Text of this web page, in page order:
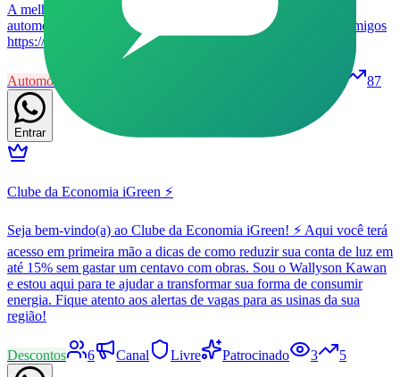
A melhor comunidade de promoções relacionadas ao mundo
automotivo, venha economizar com a gente!! Adicione seus amigos
https://chat.whatsapp.com/GrXkGdcqm3eFH1kZ9fWeIB
Automóveis 87
Entrar
Clube da Economia iGreen ⚡
Seja bem-vindo(a) ao Clube da Economia iGreen! ⚡ Aqui você terá
acesso em primeira mão a dicas de como reduzir sua conta de luz em
até 15% sem gastar um centavo com obras. Sou o Wallyson Kawan
e estou aqui para te ajudar a transformar sua forma de consumir
energia. Fique atento aos alertas de vagas para as usinas da sua
região!
Descontos 6 Canal Livre Patrocinado 3 5